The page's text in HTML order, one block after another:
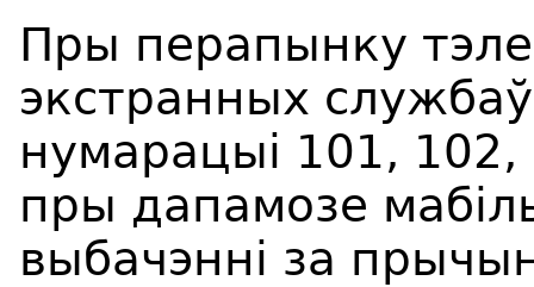
Пры перапынку
экстранных
нумарацыі 101,
пры дапамозе
выбачэнні за